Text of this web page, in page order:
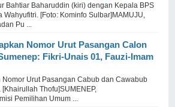
Bahtiar Baharuddin (kiri) dengan Kepala BPS
Wahyufitri. [Foto: Kominfo Sulbar]MAMUJU,
Pu ...
Nomor Urut Pasangan Calon
Fikri-Unais 01, Fauzi-Imam
Nomor Urut Pasangan Cabub dan Cawabub
Thofu]SUMENEP,
Pemilihan Umum ...